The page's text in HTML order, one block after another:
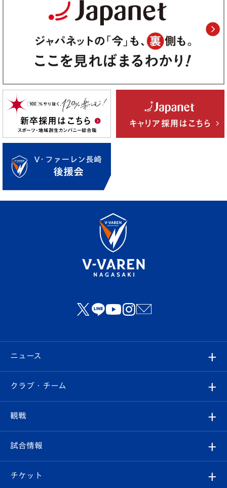
ニュース
すべて
クラブ
試合情報
クラブ・チーム
クラブ概要
観戦
観戦ルール
試合情報
試合日程/結果
チケット